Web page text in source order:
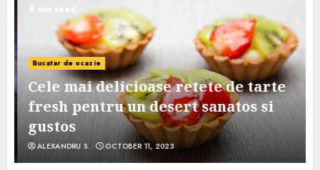
4 min read
Bucatar de ocazie
Cele mai delicioase retete de tarte
fresh pentru un desert sanatos si
gustos
ALEXANDRU S. OCTOBER 11, 2023